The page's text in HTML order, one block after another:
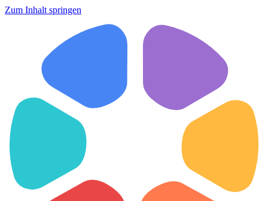
Zum Inhalt springen